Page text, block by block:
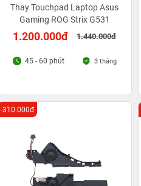
Thay Touchpad Laptop Asus
Gaming ROG Strix G531
1.200.000đ 1.440.000đ
45 - 60 phút 3 tháng
-310.000đ